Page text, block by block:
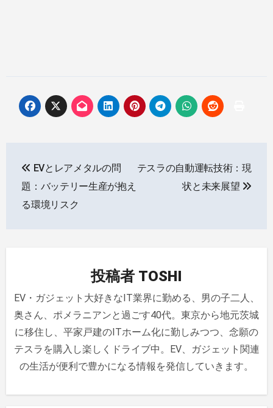
稿
ナ
シ
ョ
ン
EVとレアメタルの問
題：バッテリー生産が抱え
る環境リスク
テスラの自動運転技術：現
状と未来展望
投稿者 TOSHI
EV・ガジェット大好きなIT業界に勤める、男の子二人、
奥さん、ポメラニアンと過ごす40代。東京から地元茨城
に移住し、平家戸建のITホーム化に勤しみつつ、念願の
テスラを購入し楽しくドライブ中。EV、ガジェット関連
の生活が便利で豊かになる情報を発信していきます。